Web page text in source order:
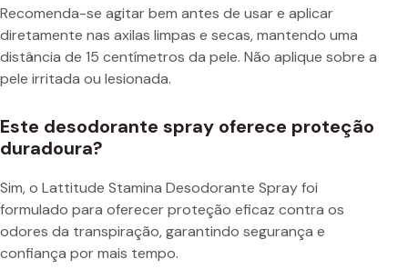
Recomenda-se agitar bem antes de usar e aplicar
diretamente nas axilas limpas e secas, mantendo uma
distância de 15 centímetros da pele. Não aplique sobre a
pele irritada ou lesionada.
Este desodorante spray oferece proteção
duradoura?
Sim, o Lattitude Stamina Desodorante Spray foi
formulado para oferecer proteção eficaz contra os
odores da transpiração, garantindo segurança e
confiança por mais tempo.